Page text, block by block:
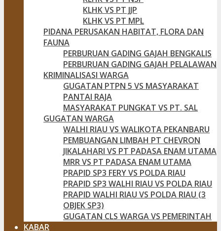
KLHK VS PT JJP
KLHK VS PT MPL
PIDANA PERUSAKAN HABITAT, FLORA DAN
FAUNA
PERBURUAN GADING GAJAH BENGKALIS
PERBURUAN GADING GAJAH PELALAWAN
KRIMINALISASI WARGA
GUGATAN PTPN 5 VS MASYARAKAT
PANTAI RAJA
MASYARAKAT PUNGKAT VS PT. SAL
GUGATAN WARGA
WALHI RIAU VS WALIKOTA PEKANBARU
PEMBUANGAN LIMBAH PT CHEVRON
JIKALAHARI VS PT PADASA ENAM UTAMA
MRR VS PT PADASA ENAM UTAMA
PRAPID SP3 FERY VS POLDA RIAU
PRAPID SP3 WALHI RIAU VS POLDA RIAU
PRAPID WALHI RIAU VS POLDA RIAU (3
OBJEK SP3)
GUGATAN CLS WARGA VS PEMERINTAH
KABAR